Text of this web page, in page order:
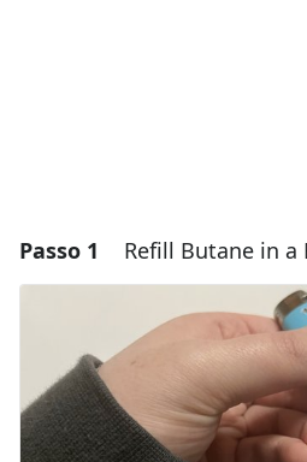
Passo 1 Refill Butane in